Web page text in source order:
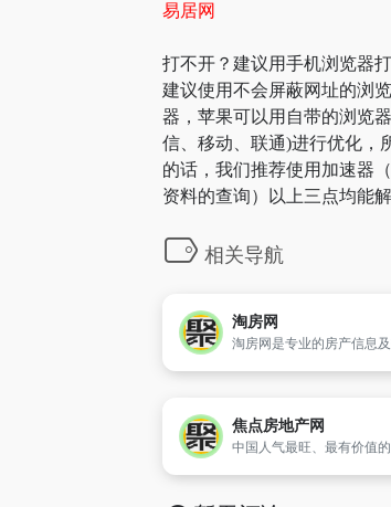
易居网
打不开？建议用手机浏览器
建议使用不会屏蔽网址的浏
器，苹果可以用自带的浏览
信、移动、联通)进行优化，
的话，我们推荐使用加速器
资料的查询）以上三点均能
相关导航
淘房网
焦点房地产网